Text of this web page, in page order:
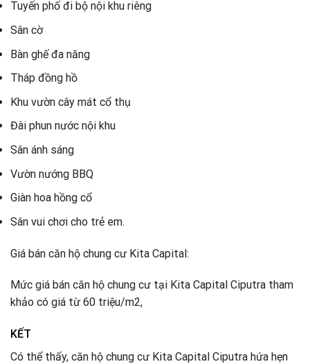
Tuyến phố đi bộ nội khu riêng
Sân cờ
Bàn ghế đa năng
Tháp đồng hồ
Khu vườn cây mát cổ thụ
Đài phun nước nội khu
Sân ánh sáng
Vườn nướng BBQ
Giàn hoa hồng cổ
Sân vui chơi cho trẻ em.
Giá bán căn hộ chung cư Kita Capital:
Mức giá bán căn hộ chung cư tại Kita Capital Ciputra tham
khảo có giá từ 60 triệu/m2,
KẾT
Có thể thấy, căn hộ chung cư Kita Capital Ciputra hứa hẹn